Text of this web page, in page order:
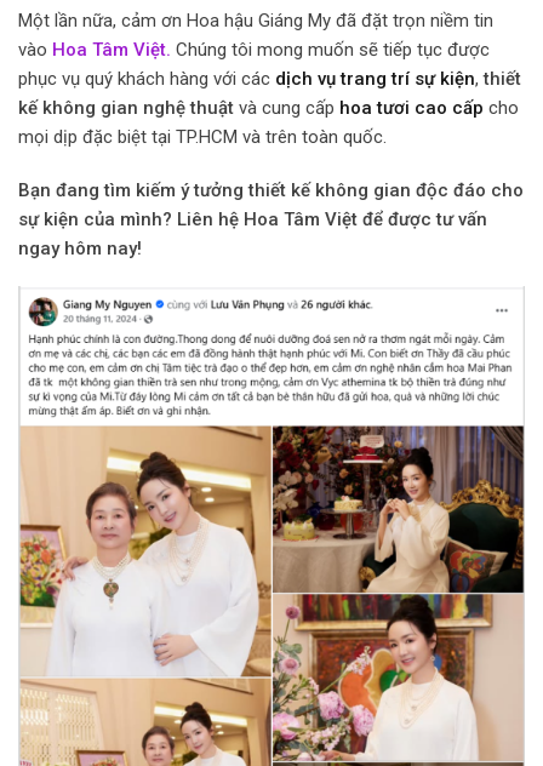
Một lần nữa, cảm ơn Hoa hậu Giáng My đã đặt trọn niềm tin
vào Hoa Tâm Việt. Chúng tôi mong muốn sẽ tiếp tục được
phục vụ quý khách hàng với các dịch vụ trang trí sự kiện,thiết
kế không gian nghệ thuật và cung cấp hoa tươi cao cấp cho
mọi dịp đặc biệt tại TP.HCM và trên toàn quốc.
Bạn đang tìm kiếm ý tưởng thiết kế không gian độc đáo cho
sự kiện của mình? Liên hệ Hoa Tâm Việt để được tư vấn
ngay hôm nay!